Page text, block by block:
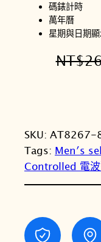
碼錶計時
萬年曆
星期與日期
NT$
SKU: AT8267-
Tags: Men′s
Controlled 電